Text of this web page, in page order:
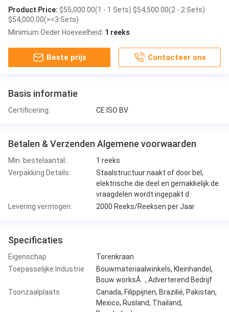
Product Price: $55,000.00(1 - 1 Sets) $54,500.00(2 - 2 Sets)
$54,000.00(>=3 Sets)
Minimum Oeder Hoeveelheid: 1 reeks
Beste prijs Contacteer ons
Basis informatie
Certificering: CE ISO BV
Betalen & Verzenden Algemene voorwaarden
Min. bestelaantal:
1 reeks
Verpakking Details:
Staalstructuur naakt of door bel,
elektrische die deel en gemakkelijk de
vraagdelen wordt ingepakt d
Levering vermogen:
2000 Reeks/Reeksen per Jaar
Specificaties
Eigenschap
Torenkraan
Toepasselijke Industrie
Bouwmateriaalwinkels, Kleinhandel,
Bouw worksÂ , Adverterend Bedrijf
Toonzaalplaats
Canada, Filippijnen, Brazilië, Pakistan,
Mexico, Rusland, Thailand,